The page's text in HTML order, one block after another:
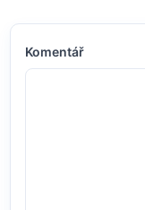
Komentář